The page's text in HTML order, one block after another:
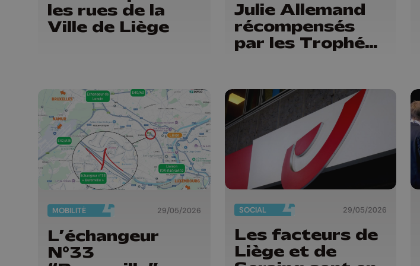
les rues de la
Ville de Liège
Julie Allemand
récompensés
par les Trophées
Liège
MOBILITÉ 29/05/2026
L’échangeur
N°33
SOCIAL 29/05/2026
Les facteurs de
Liège et de